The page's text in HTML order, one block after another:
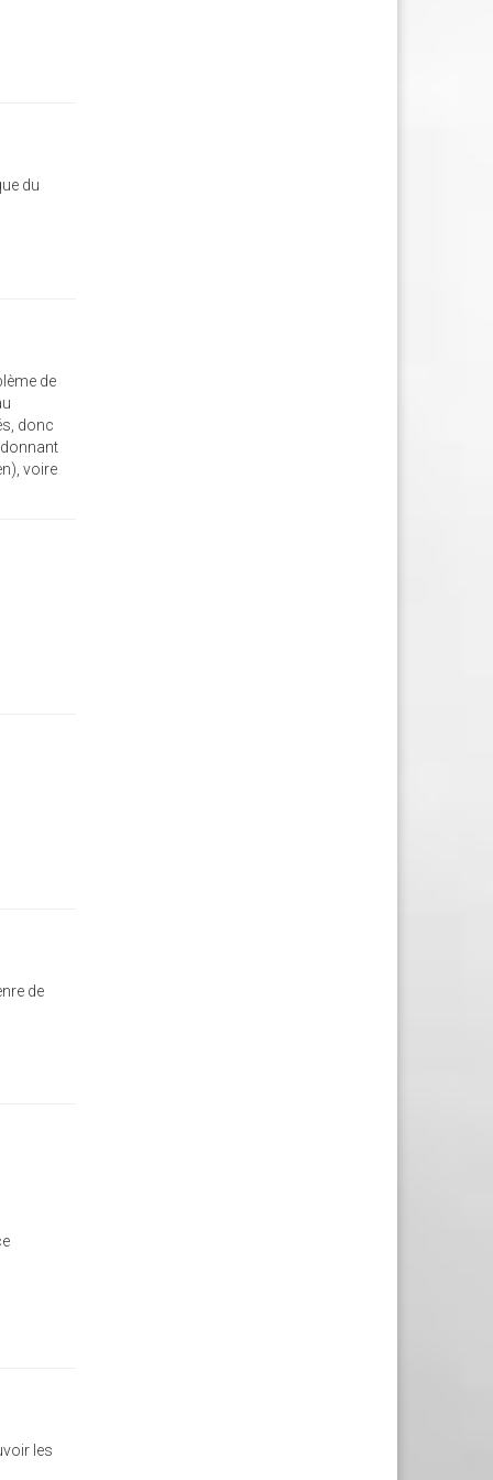
du
de
donc
voire
de
les